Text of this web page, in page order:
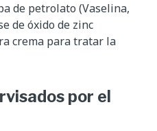
de petrolato (Vaselina,
de óxido de zinc
crema para tratar la
por el